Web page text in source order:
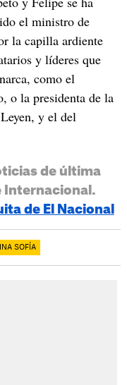
el ministro de
la capilla ardiente
y líderes que
como el
o la presidenta de la
y el del
de última
Internacional.
de El Nacional
SOFÍA